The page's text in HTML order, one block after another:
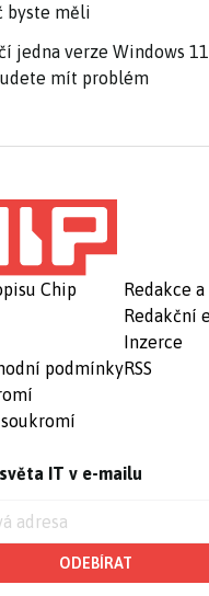
byste měli
jedna verze Windows
mít problém
Chip
podmínky
soukromí
Redakce
Redakční
Inzerce
RSS
IT v e-mailu
ODEBÍRAT